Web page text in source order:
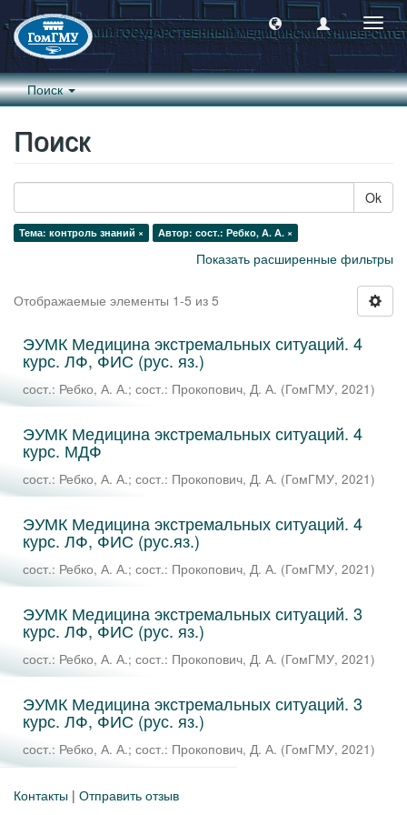
Поиск
Поиск
Ok
Тема: контроль знаний × Автор: сост.: Ребко, А. А. ×
Показать расширенные фильтры
Отображаемые элементы 1-5 из 5
ЭУМК Медицина экстремальных ситуаций. 4
курс. ЛФ, ФИС (рус. яз.)
сост.: Ребко, А. А.; сост.: Прокопович, Д. А. (ГомГМУ, 2021)
ЭУМК Медицина экстремальных ситуаций. 4
курс. МДФ
сост.: Ребко, А. А.; сост.: Прокопович, Д. А. (ГомГМУ, 2021)
ЭУМК Медицина экстремальных ситуаций. 4
курс. ЛФ, ФИС (рус.яз.)
сост.: Ребко, А. А.; сост.: Прокопович, Д. А. (ГомГМУ, 2021)
ЭУМК Медицина экстремальных ситуаций. 3
курс. ЛФ, ФИС (рус. яз.)
сост.: Ребко, А. А.; сост.: Прокопович, Д. А. (ГомГМУ, 2021)
ЭУМК Медицина экстремальных ситуаций. 3
курс. ЛФ, ФИС (рус. яз.)
сост.: Ребко, А. А.; сост.: Прокопович, Д. А. (ГомГМУ, 2021)
Контакты | Отправить отзыв